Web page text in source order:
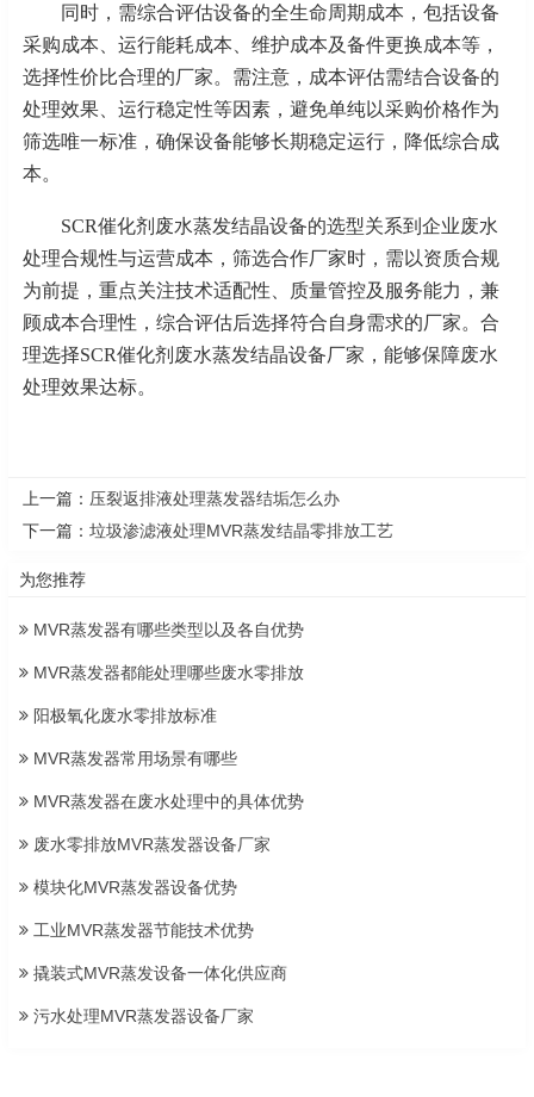
同时，需综合评估设备的全生命周期成本，包括设备
采购成本、运行能耗成本、维护成本及备件更换成本等，
选择性价比合理的厂家。需注意，成本评估需结合设备的
处理效果、运行稳定性等因素，避免单纯以采购价格作为
筛选唯一标准，确保设备能够长期稳定运行，降低综合成
本。
SCR催化剂废水蒸发结晶设备的选型关系到企业废水
处理合规性与运营成本，筛选合作厂家时，需以资质合规
为前提，重点关注技术适配性、质量管控及服务能力，兼
顾成本合理性，综合评估后选择符合自身需求的厂家。合
理选择SCR催化剂废水蒸发结晶设备厂家，能够保障废水
处理效果达标。‍
上一篇： 压裂返排液处理蒸发器结垢怎么办
下一篇： 垃圾渗滤液处理MVR蒸发结晶零排放工艺
为您推荐
MVR蒸发器有哪些类型以及各自优势
MVR蒸发器都能处理哪些废水零排放
阳极氧化废水零排放标准
MVR蒸发器常用场景有哪些
MVR蒸发器在废水处理中的具体优势
废水零排放MVR蒸发器设备厂家
模块化MVR蒸发器设备优势
工业MVR蒸发器节能技术优势
撬装式MVR蒸发设备一体化供应商
污水处理MVR蒸发器设备厂家